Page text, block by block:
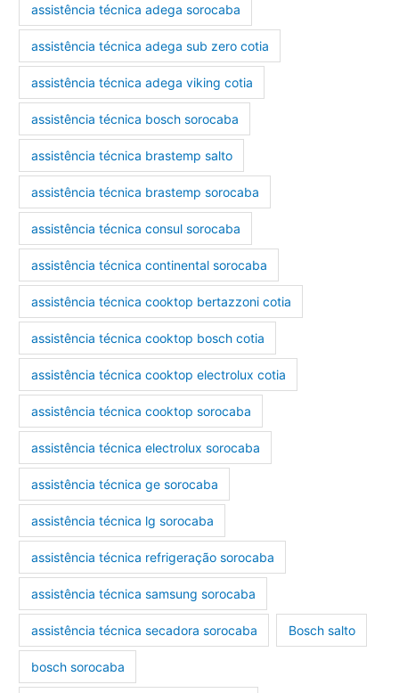
assistência técnica adega sorocaba
assistência técnica adega sub zero cotia
assistência técnica adega viking cotia
assistência técnica bosch sorocaba
assistência técnica brastemp salto
assistência técnica brastemp sorocaba
assistência técnica consul sorocaba
assistência técnica continental sorocaba
assistência técnica cooktop bertazzoni cotia
assistência técnica cooktop bosch cotia
assistência técnica cooktop electrolux cotia
assistência técnica cooktop sorocaba
assistência técnica electrolux sorocaba
assistência técnica ge sorocaba
assistência técnica lg sorocaba
assistência técnica refrigeração sorocaba
assistência técnica samsung sorocaba
assistência técnica secadora sorocaba Bosch salto
bosch sorocaba